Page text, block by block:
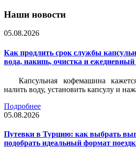
Наши новости
05.08.2026
Как продлить срок службы
вода, накипь, очистка и ежедневный
Капсульная кофемашина
налить воду, установить капсулу и
Подробнее
05.08.2026
Путевки в Турцию: как выбрать
подобрать идеальный формат